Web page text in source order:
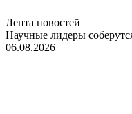
Лента новостей
Научные лидеры
06.08.2026